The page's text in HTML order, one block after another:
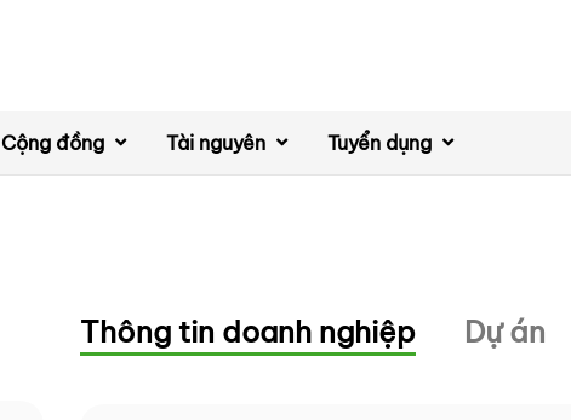
Cộng đồng Tài nguyên Tuyển dụng
Thông tin doanh nghiệp Dự án